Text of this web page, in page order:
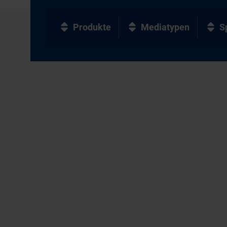
Produkte Mediatypen